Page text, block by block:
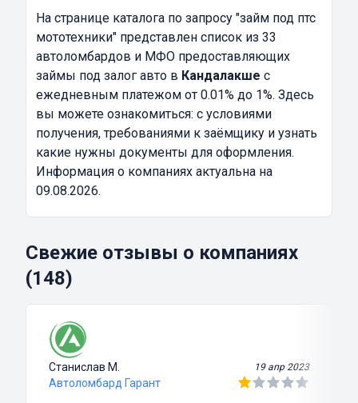
На странице каталога по запросу "займ под птс
мототехники" представлен список из 33
автоломбардов и МФО предоставляющих
займы под залог авто в Кандалакше с
ежедневным платежом от 0.01% до 1%. Здесь
вы можете ознакомиться: с условиями
получения, требованиями к заёмщику и узнать
какие нужны документы для оформления.
Информация о компаниях актуальна на
09.08.2026.
Свежие отзывы о компаниях
(148)
Станислав М. 19 апр 2023
Автоломбард Гарант